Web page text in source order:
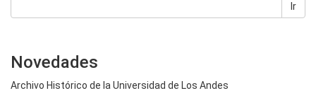
Ir
Novedades
Archivo Histórico de la Universidad de Los Andes